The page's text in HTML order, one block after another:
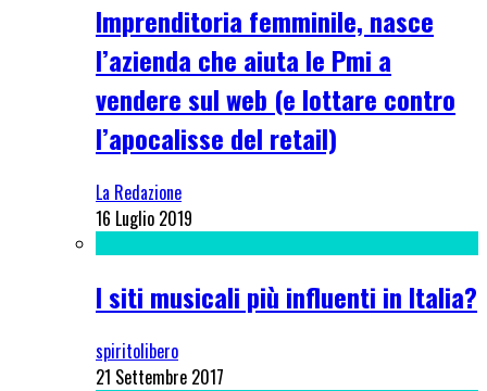
Imprenditoria femminile, nasce
l’azienda che aiuta le Pmi a
vendere sul web (e lottare contro
l’apocalisse del retail)
La Redazione
16 Luglio 2019
I siti musicali più influenti in Italia?
spiritolibero
21 Settembre 2017